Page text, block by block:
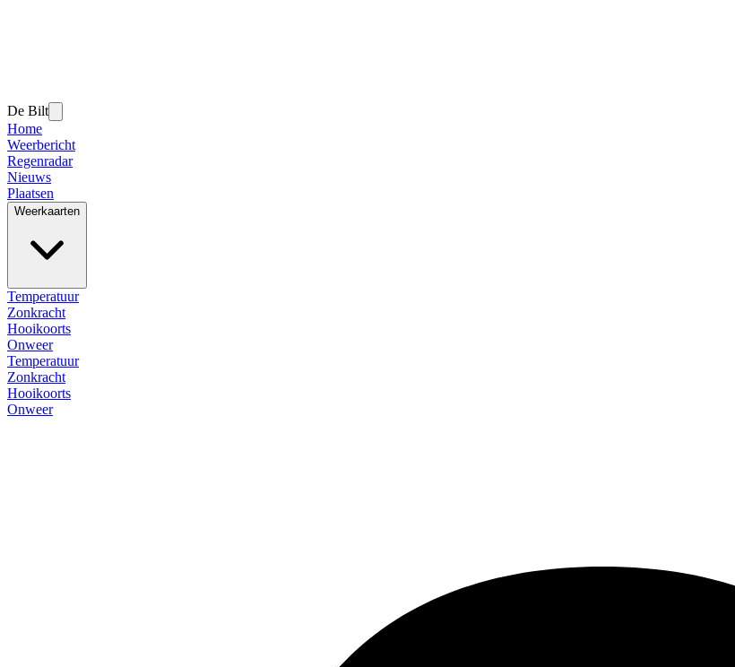
De Bilt
Home
Weerbericht
Regenradar
Nieuws
Plaatsen
Weerkaarten
Temperatuur
Zonkracht
Hooikoorts
Onweer
Temperatuur
Zonkracht
Hooikoorts
Onweer